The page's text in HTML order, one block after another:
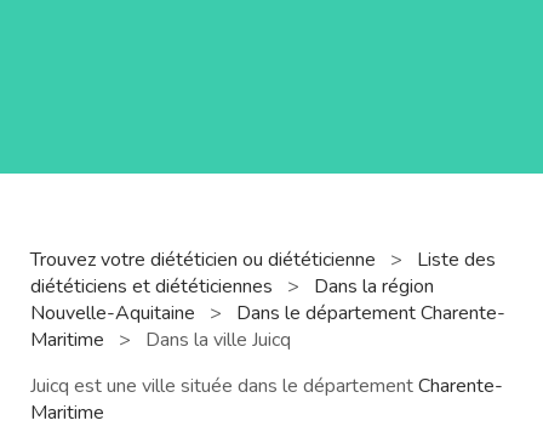
Trouvez votre diététicien ou diététicienne >
Liste des
diététiciens et diététiciennes
>
Dans la région
Nouvelle-Aquitaine
>
Dans le département Charente-
Maritime
>
Dans la ville Juicq
Juicq est une ville située dans le départementCharente-
Maritime